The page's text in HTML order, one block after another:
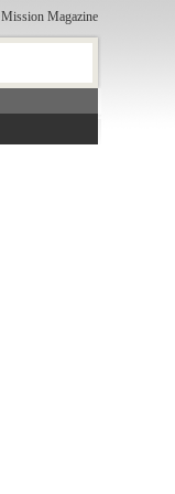
Mission Magazine